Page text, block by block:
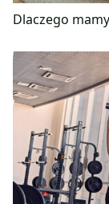
Dlaczego